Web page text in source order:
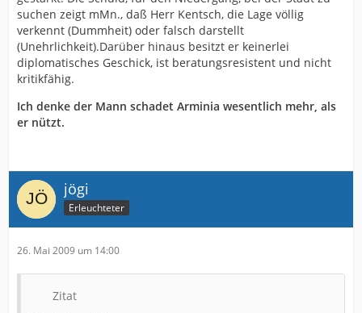
suchen zeigt mMn., daß Herr Kentsch, die Lage völlig
verkennt (Dummheit) oder falsch darstellt
(Unehrlichkeit).Darüber hinaus besitzt er keinerlei
diplomatisches Geschick, ist beratungsresistent und nicht
kritikfähig.
Ich denke der Mann schadet Arminia wesentlich mehr, als
er nützt.
jögi
Erleuchteter
26. Mai 2009 um 14:00
Zitat